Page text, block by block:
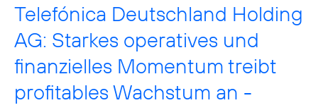
Telefónica Deutschland Holding
AG: Starkes operatives und
finanzielles Momentum treibt
profitables Wachstum an -